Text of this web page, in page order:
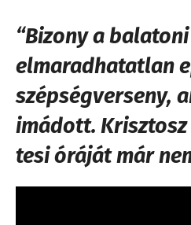
“Bizony a
elmaradhatatlan
szépségverseny,
imádott.
tesi óráját már